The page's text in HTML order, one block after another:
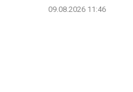
09.08.2026 11:46